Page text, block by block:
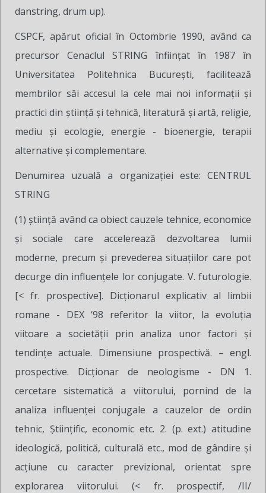
danstring, drum up).
CSPCF, apărut oficial în Octombrie 1990, având ca
precursor Cenaclul STRING înfiinţat în 1987 în
Universitatea Politehnica București, facilitează
membrilor săi accesul la cele mai noi informaţii şi
practici din ştiinţă şi tehnică, literatură şi artă, religie,
mediu şi ecologie, energie - bioenergie, terapii
alternative şi complementare.
Denumirea uzuală a organizației este: CENTRUL
STRING
(1) ştiinţă având ca obiect cauzele tehnice, economice
şi sociale care accelerează dezvoltarea lumii
moderne, precum şi prevederea situaţiilor care pot
decurge din influenţele lor conjugate. V. futurologie.
[< fr. prospective]. Dicţionarul explicativ al limbii
romane - DEX ‘98 referitor la viitor, la evoluţia
viitoare a societăţii prin analiza unor factori şi
tendinţe actuale. Dimensiune prospectivă. – engl.
prospective. Dicţionar de neologisme - DN 1.
cercetare sistematică a viitorului, pornind de la
analiza influenţei conjugale a cauzelor de ordin
tehnic, Ştiinţific, economic etc. 2. (p. ext.) atitudine
ideologică, politică, culturală etc., mod de gândire şi
acţiune cu caracter previzional, orientat spre
explorarea viitorului. (< fr. prospectif, /II/